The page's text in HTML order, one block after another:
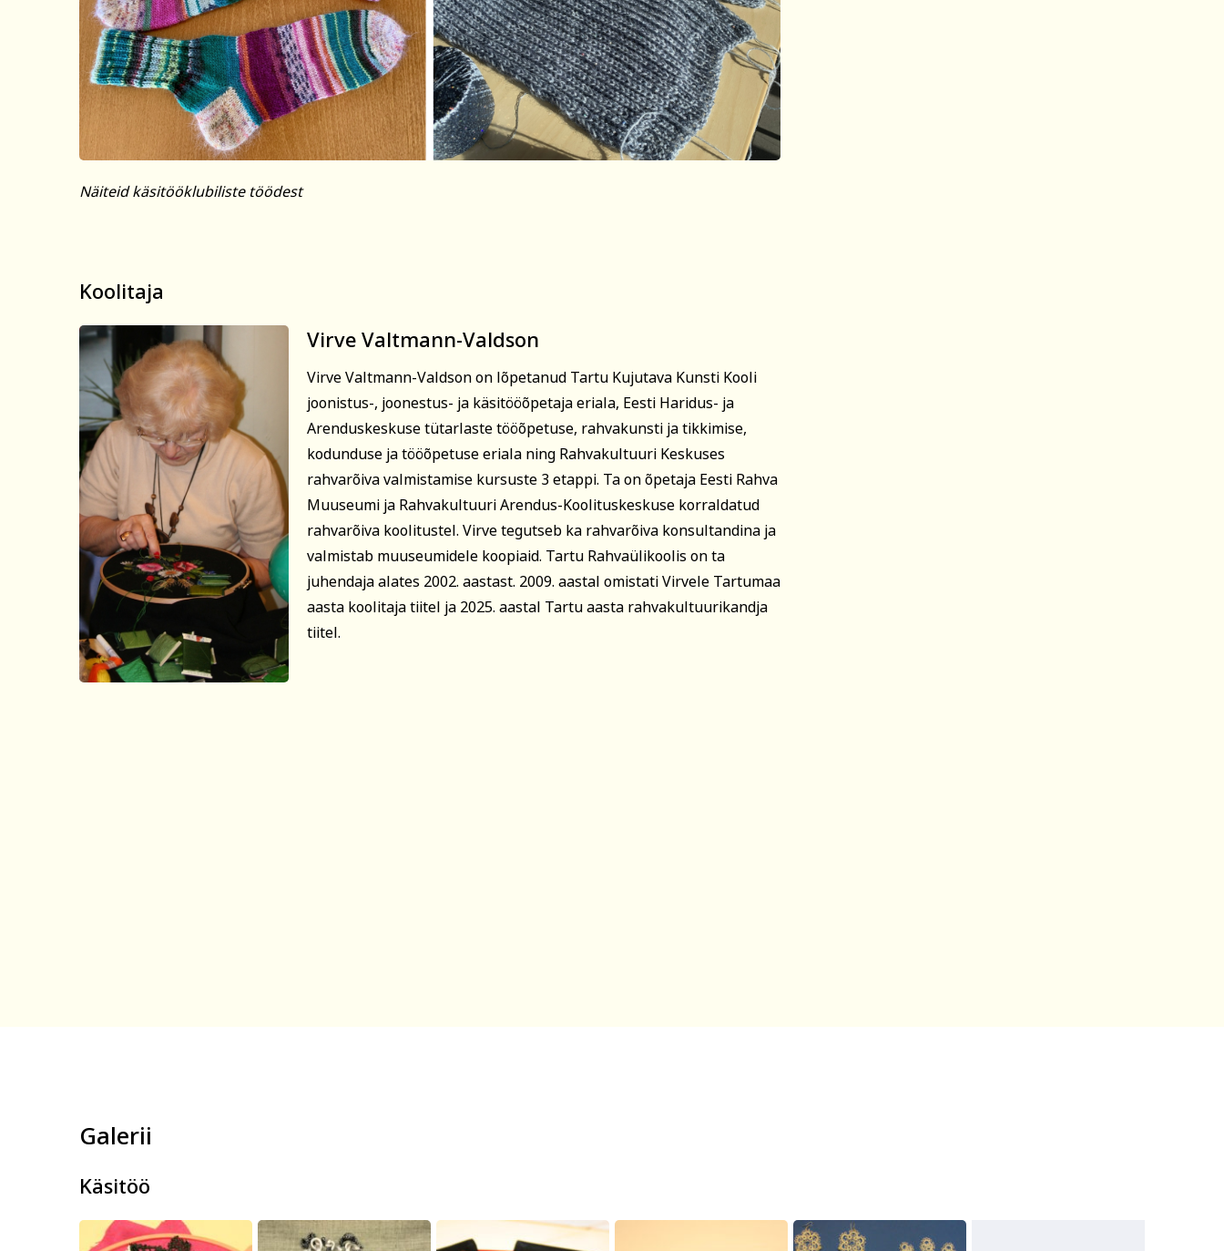
Näiteid käsitööklubiliste töödest
Koolitaja
Virve Valtmann-Valdson
Virve Valtmann-Valdson on lõpetanud Tartu Kujutava Kunsti Kooli
joonistus-, joonestus- ja käsitööõpetaja eriala, Eesti Haridus- ja
Arenduskeskuse tütarlaste tööõpetuse, rahvakunsti ja tikkimise,
kodunduse ja tööõpetuse eriala ning Rahvakultuuri Keskuses
rahvarõiva valmistamise kursuste 3 etappi. Ta on õpetaja Eesti Rahva
Muuseumi ja Rahvakultuuri Arendus-Koolituskeskuse korraldatud
rahvarõiva koolitustel. Virve tegutseb ka rahvarõiva konsultandina ja
valmistab muuseumidele koopiaid. Tartu Rahvaülikoolis on ta
juhendaja alates 2002. aastast. 2009. aastal omistati Virvele Tartumaa
aasta koolitaja tiitel ja 2025. aastal Tartu aasta rahvakultuurikandja
tiitel.
Galerii
Käsitöö